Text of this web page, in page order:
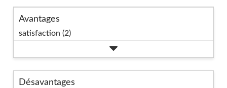
Avantages
satisfaction (2)
Désavantages